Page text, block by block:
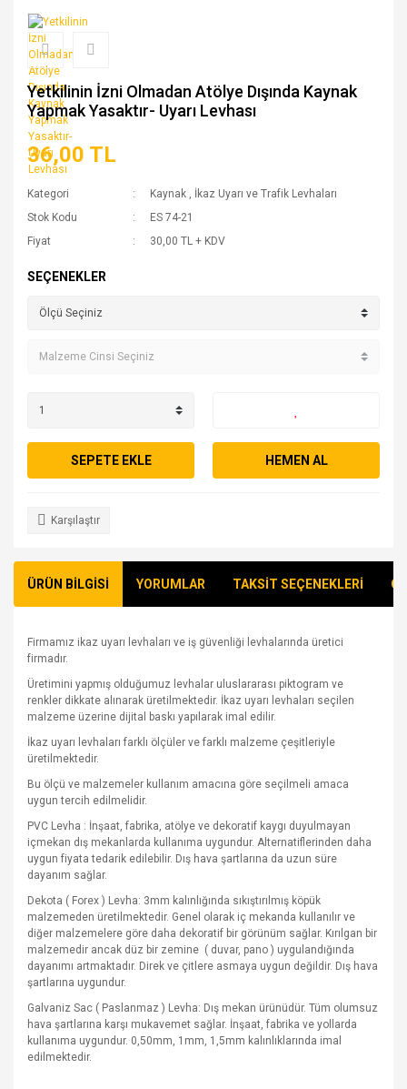
Yetkilinin İzni Olmadan Atölye Dışında Kaynak
Yapmak Yasaktır- Uyarı Levhası
36,00 TL
Kategori Kaynak , İkaz Uyarı ve Trafik Levhaları
Stok Kodu
ES 74-21
Fiyat
30,00 TL + KDV
SEÇENEKLER
SEPETE EKLE HEMEN AL
Karşılaştır
ÜRÜN BİLGİSİ YORUMLAR TAKSİT SEÇENEKLERİ
Firmamız ikaz uyarı levhaları ve iş güvenliği levhalarında üretici
firmadır.
Üretimini yapmış olduğumuz levhalar uluslararası piktogram ve
renkler dikkate alınarak üretilmektedir. İkaz uyarı levhaları seçilen
malzeme üzerine dijital baskı yapılarak imal edilir.
İkaz uyarı levhaları farklı ölçüler ve farklı malzeme çeşitleriyle
üretilmektedir.
Bu ölçü ve malzemeler kullanım amacına göre seçilmeli amaca
uygun tercih edilmelidir.
PVC Levha : İnşaat, fabrika, atölye ve dekoratif kaygı duyulmayan
içmekan dış mekanlarda kullanıma uygundur. Alternatiflerinden daha
uygun fiyata tedarik edilebilir. Dış hava şartlarına da uzun süre
dayanım sağlar.
Dekota ( Forex ) Levha: 3mm kalınlığında sıkıştırılmış köpük
malzemeden üretilmektedir. Genel olarak iç mekanda kullanılır ve
diğer malzemelere göre daha dekoratif bir görünüm sağlar. Kırılgan bir
malzemedir ancak düz bir zemine ( duvar, pano ) uygulandığında
dayanımı artmaktadır. Direk ve çitlere asmaya uygun değildir. Dış hava
şartlarına uygundur.
Galvaniz Sac ( Paslanmaz ) Levha: Dış mekan ürünüdür. Tüm olumsuz
hava şartlarına karşı mukavemet sağlar. İnşaat, fabrika ve yollarda
kullanıma uygundur. 0,50mm, 1mm, 1,5mm kalınlıklarında imal
edilmektedir.